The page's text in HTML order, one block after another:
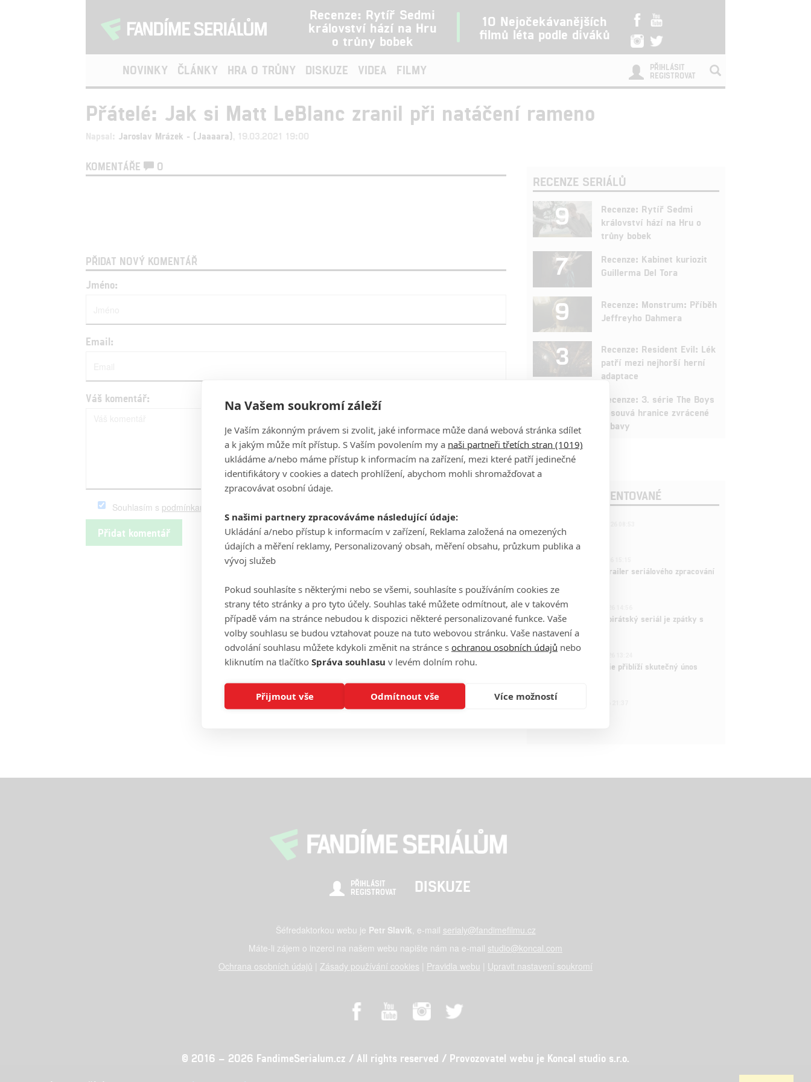
Recenze: Rytíř Sedmi
království hází na Hru
o trůny bobek
10 Nejočekávanějších
filmů léta podle diváků
NOVINKY ČLÁNKY HRA O TRŮNY DISKUZE VIDEA FILMY
PŘIHLÁSIT
REGISTROVAT
Přátelé: Jak si Matt LeBlanc zranil při natáčení rameno
Napsal: Jaroslav Mrázek - (Jaaaara) , 19.03.2021 19:00
KOMENTÁŘE 0
PŘIDAT NOVÝ KOMENTÁŘ
Jméno:
Email:
Váš komentář:
Souhlasím s podmínkami
RECENZE SERIÁLŮ
9
Recenze: Rytíř Sedmi
království hází na Hru o
trůny bobek
7
Recenze: Kabinet kuriozit
Guillerma Del Tora
9
Recenze: Monstrum: Příběh
Jeffreyho Dahmera
3
Recenze: Resident Evil: Lék
patří mezi nejhorší herní
adaptace
Recenze: 3. série The Boys
posouvá hranice zvrácené
zábavy
POSLEDNÍ KOMENTOVANÉ
拆彈專家
Harry Potter: První trailer seriálového zpracování
3ČLÁNEK | 15.03.2026 14:56
One Piece: Oblíbený pirátský seriál je zpátky s
novými epizodami
2
Nová dramatická série přiblíží skutečný únos
1
PŘIHLÁSIT
REGISTROVAT
DISKUZE
Šéfredaktorkou webu je Petr Slavík, e-mail serialy@fandimefilmu.cz
Máte-li zájem o inzerci na našem webu napište nám na e-mail studio@koncal.com
Ochrana osobních údajů
Zásady používání cookies Pravidla webu Upravit nastavení soukromí
© 2016 – 2026 FandimeSerialum.cz / All rights reserved / Provozovatel webu je Koncal studio s.r.o.
Na Vašem soukromí záleží
Je Vaším zákonným právem si zvolit, jaké informace může daná webová stránka sdílet
a k jakým může mít přístup. S Vaším povolením my a naši partneři třetích stran (1019)
ukládáme a/nebo máme přístup k informacím na zařízení, mezi které patří jedinečné
identifikátory v cookies a datech prohlížení, abychom mohli shromažďovat a
zpracovávat osobní údaje.
S našimi partnery zpracováváme následující údaje:
Ukládání a/nebo přístup k informacím v zařízení, Reklama založená na omezených
údajích a měření reklamy, Personalizovaný obsah, měření obsahu, průzkum publika a
vývoj služeb
Pokud souhlasíte s některými nebo se všemi, souhlasíte s používáním cookies ze
strany této stránky a pro tyto účely. Souhlas také můžete odmítnout, ale v takovém
případě vám na stránce nebudou k dispozici některé personalizované funkce. Vaše
volby souhlasu se budou vztahovat pouze na tuto webovou stránku. Vaše nastavení a
odvolání souhlasu můžete kdykoli změnit na stránce s ochranou osobních údajů nebo
kliknutím na tlačítko Správa souhlasu v levém dolním rohu.
Přijmout vše Odmítnout vše Více možností